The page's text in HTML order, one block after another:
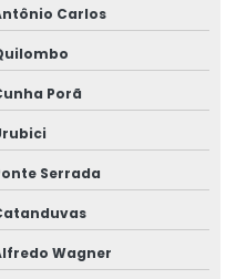
mãos
Carlos
Porã
Serrada
Wagner